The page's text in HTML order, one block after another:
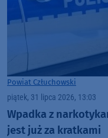
Powiat Człuchowski
piątek, 31 lipca 2026, 13:03
Wpadka z
jest już za kratkami